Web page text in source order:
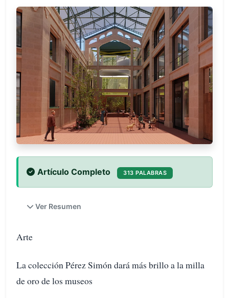
Artículo Completo 313 PALABRAS
Ver Resumen
Arte
La colección Pérez Simón dará más brillo a la milla
de oro de los museos